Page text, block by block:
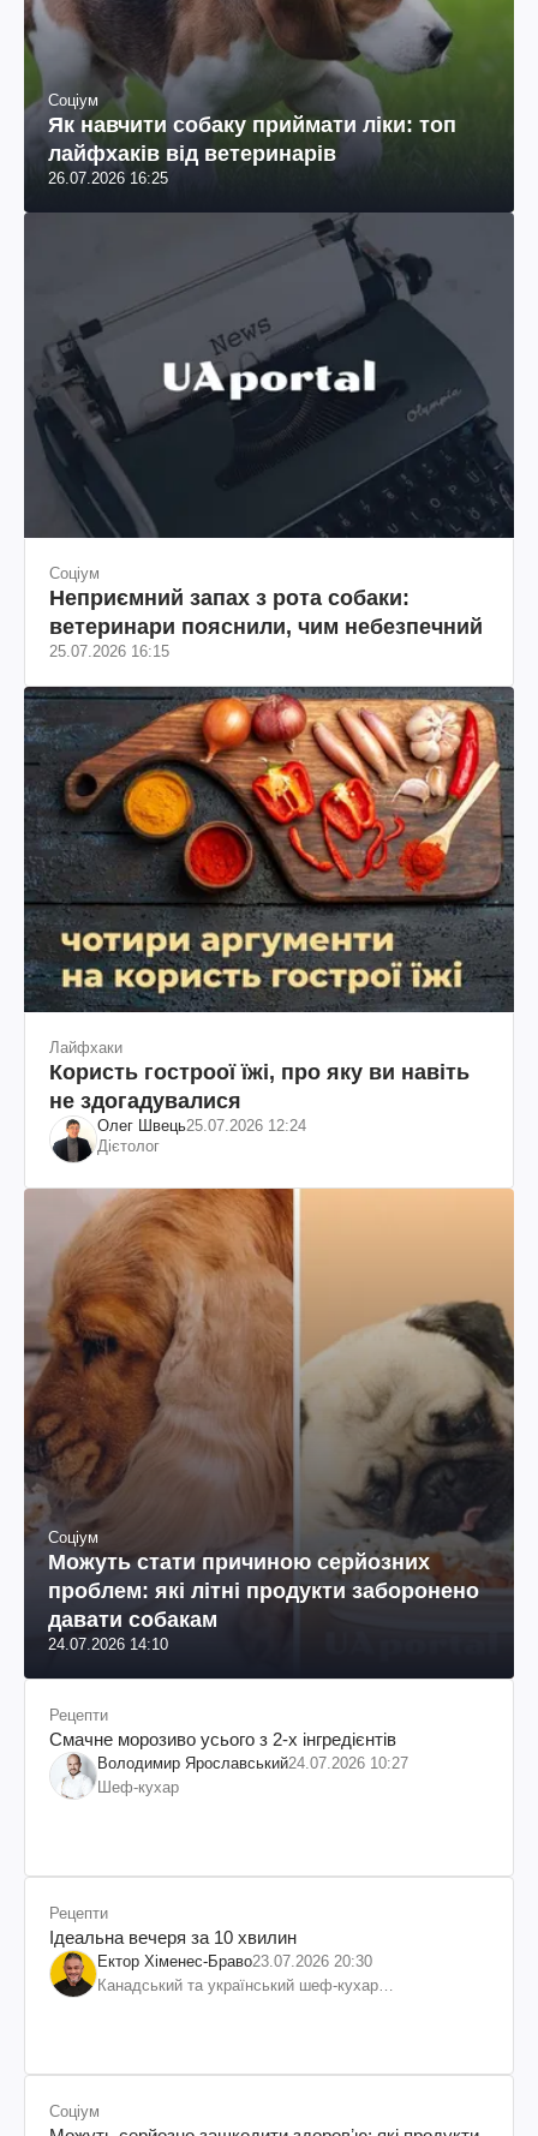
Соціум
Як навчити собаку приймати ліки: топ
лайфхаків від ветеринарів
26.07.2026 16:25
Соціум
Неприємний запах з рота собаки:
ветеринари пояснили, чим небезпечний
25.07.2026 16:15
Лайфхаки
Користь гостроої їжі, про яку ви навіть
не здогадувалися
Олег Швець25.07.2026 12:24
Дієтолог
Соціум
Можуть стати причиною серйозних
проблем: які літні продукти заборонено
давати собакам
24.07.2026 14:10
Рецепти
Смачне морозиво усього з 2-х інгредієнтів
Володимир Ярославський24.07.2026 10:27
Шеф-кухар
Рецепти
Ідеальна вечеря за 10 хвилин
Ектор Хіменес-Браво23.07.2026 20:30
Канадський та український шеф-кухар
Соціум